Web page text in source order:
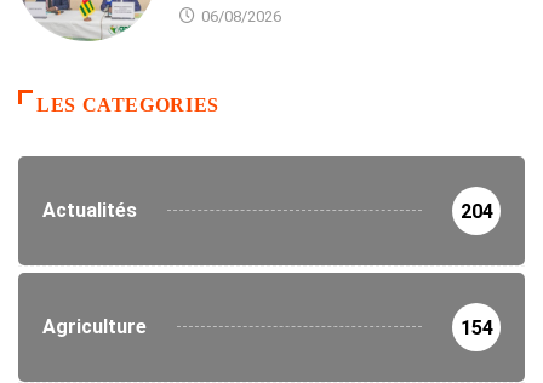
06/08/2026
LES CATEGORIES
Actualités 204
Agriculture 154